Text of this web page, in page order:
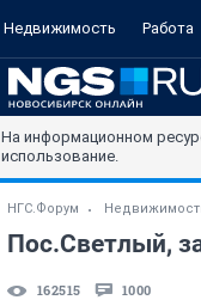
Недвижимость Работа
На информационном
использование.
НГС.Форум
Пос.Светлый,
162515 1000